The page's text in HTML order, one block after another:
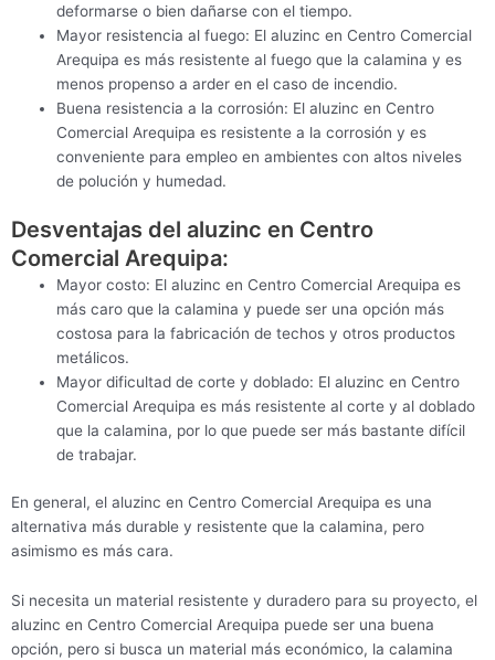
deformarse o bien dañarse con el tiempo.
Mayor resistencia al fuego: El aluzinc en Centro Comercial
Arequipa es más resistente al fuego que la calamina y es
menos propenso a arder en el caso de incendio.
Buena resistencia a la corrosión: El aluzinc en Centro
Comercial Arequipa es resistente a la corrosión y es
conveniente para empleo en ambientes con altos niveles
de polución y humedad.
Desventajas del aluzinc en Centro
Comercial Arequipa:
Mayor costo: El aluzinc en Centro Comercial Arequipa es
más caro que la calamina y puede ser una opción más
costosa para la fabricación de techos y otros productos
metálicos.
Mayor dificultad de corte y doblado: El aluzinc en Centro
Comercial Arequipa es más resistente al corte y al doblado
que la calamina, por lo que puede ser más bastante difícil
de trabajar.
En general, el aluzinc en Centro Comercial Arequipa es una
alternativa más durable y resistente que la calamina, pero
asimismo es más cara.
Si necesita un material resistente y duradero para su proyecto, el
aluzinc en Centro Comercial Arequipa puede ser una buena
opción, pero si busca un material más económico, la calamina